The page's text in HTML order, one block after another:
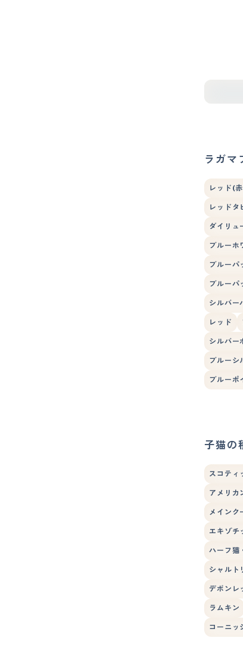
ラガマ
レッド(
レッドタ
ダイリュ
ブルーホ
ブルーパ
ブルーパ
シルバー
レッド
シルバー
ブルーシ
ブルーポ
子猫の
スコティ
アメリカ
メインク
エキゾチ
ハーフ猫
シャルト
デボンレ
ラムキン
コーニッ